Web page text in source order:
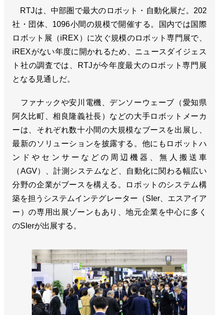
RTJは、中部圏で最大のロボット・自動化展だ。202
社・団体、1096小間の規模で開催する。国内では国際
ロボット展（iREX）に次ぐ規模のロボット専門展で、
iREXがない年度に開かれるため、ニュースダイジェス
ト社の調査では、RTJが今年度最大のロボット専門展
となる見通しだ。
ファナックや安川電機、デンソーウェーブ（愛知県
阿久比町、相良隆義社長）などの大手ロボットメーカ
ーは、それぞれ数十小間の大規模なブースを出展し、
最新のソリューションを披露する。他にもロボットハ
ンドやセンサーなどの周辺機器、無人搬送車
（AGV）、計測システムなど、自動化に関わる幅広い
分野の企業がブースを構える。ロボットのシステム構
築を担うシステムインテグレーター（SIer、エスアイア
ー）の専用出展ゾーンもあり、地元企業を中心に多く
のSIerが出展する。